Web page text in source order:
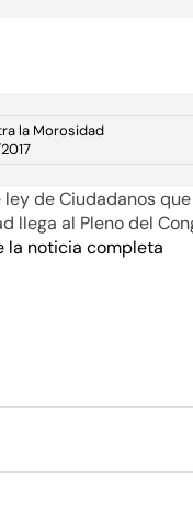
Agenda
Prensa
la Morosidad
de Ciudadanos
llega al Pleno del
la noticia completa